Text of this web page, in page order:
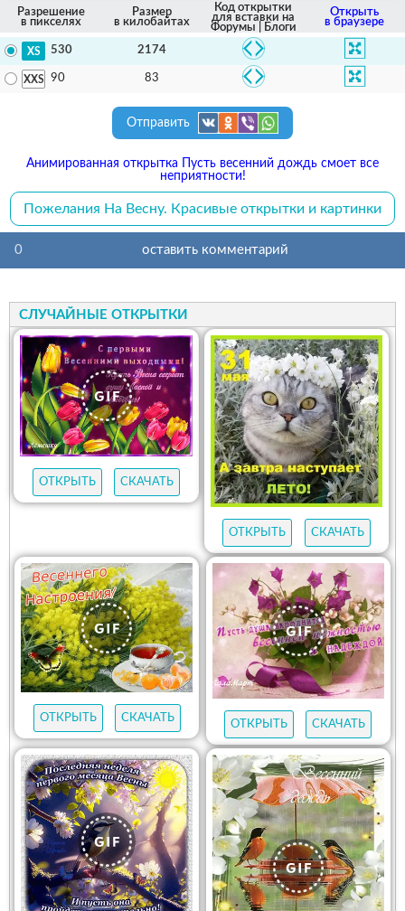
Разрешение
в пикселях
Размер
в килобайтах
Код открытки
для вставки на
Форумы | Блоги
Открыть
в браузере
530 2174
90 83
Отправить
Анимированная открытка Пусть весенний дождь смоет все
неприятности!
Пожелания На Весну. Красивые открытки и картинки
0 оставить комментарий
СЛУЧАЙНЫЕ ОТКРЫТКИ
ОТКРЫТЬ СКАЧАТЬ
ОТКРЫТЬ СКАЧАТЬ
ОТКРЫТЬ СКАЧАТЬ
ОТКРЫТЬ СКАЧАТЬ